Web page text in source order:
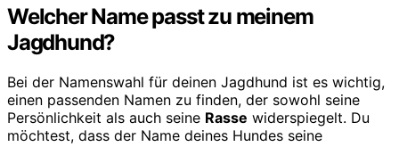
Welcher Name passt zu meinem
Jagdhund?
Bei der Namenswahl für deinen Jagdhund ist es wichtig,
einen passenden Namen zu finden, der sowohl seine
Persönlichkeit als auch seine Rasse widerspiegelt. Du
möchtest, dass der Name deines Hundes seine